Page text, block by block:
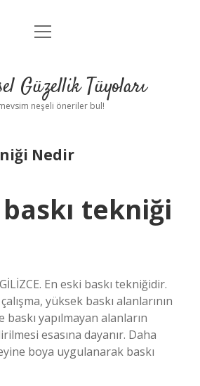
Anasayfa
Yasal Uyarı
menüyü
Güzellik Tüyoları
neşeli öneriler bul!
Nedir
tekniği
En eski baskı tekniğidir.
yüksek baskı alanlarının
baskı yapılmayan alanların
esasına dayanır. Daha
boya uygulanarak baskı